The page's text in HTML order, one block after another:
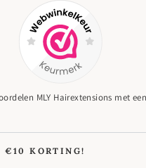
MLY Hairextensions met
€10 KORTING!